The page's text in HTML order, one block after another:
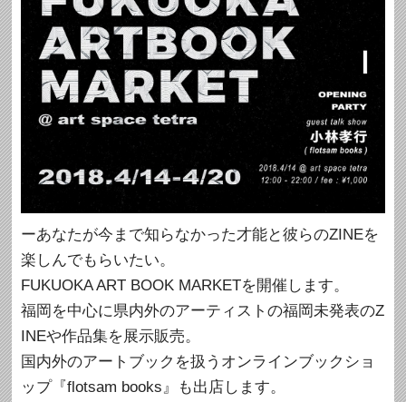
ーあなたが今まで知らなかった才能と彼らのZINEを
楽しんでもらいたい。
FUKUOKA ART BOOK MARKETを開催します。
福岡を中心に県内外のアーティストの福岡未発表のZ
INEや作品集を展示販売。
国内外のアートブックを扱うオンラインブックショ
ップ『flotsam books』も出店します。